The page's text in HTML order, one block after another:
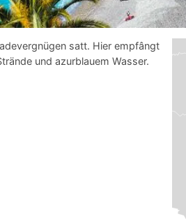
satt. Hier empfângt
und azurblauem Wasser.